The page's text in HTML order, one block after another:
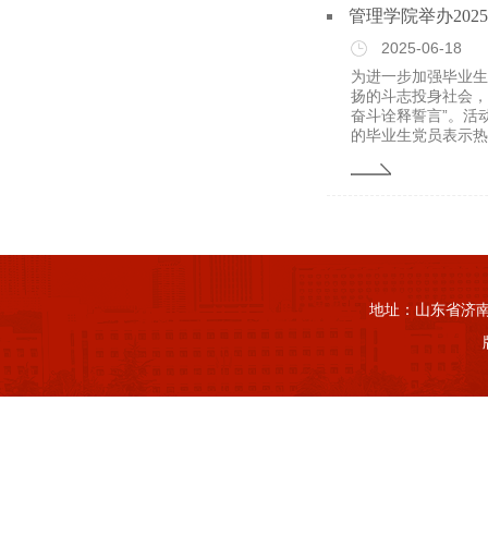
管理学院举办
2025-06-18
为进一步加强毕业
扬的斗志投身社会
奋斗诠释誓言”。活
的毕业生党员表示
地址：山东省济